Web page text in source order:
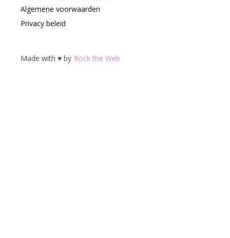
Algemene voorwaarden
Privacy beleid
Made with ♥ by Rock the Web